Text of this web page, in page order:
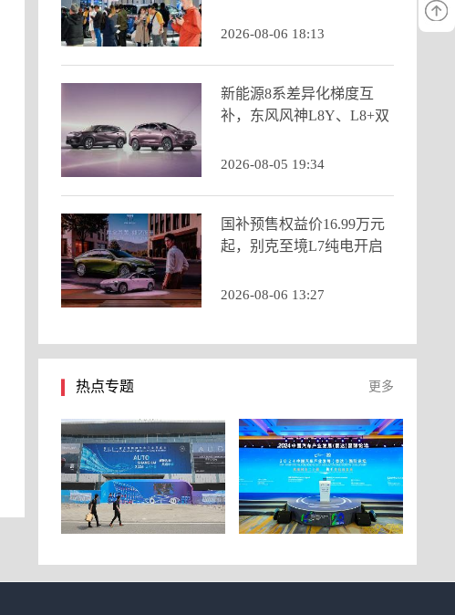
造产业新生态
2026-08-06 18:13
新能源8系差异化梯度互
补，东风风神L8Y、L8+双
2026-08-05 19:34
国补预售权益价16.99万元
起，别克至境L7纯电开启
2026-08-06 13:27
热点专题 更多